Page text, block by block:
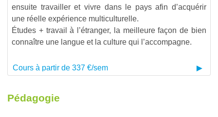
ensuite travailler et vivre dans le pays afin d’acquérir
une réelle expérience multiculturelle.
Études + travail à l’étranger, la meilleure façon de bien
connaître une langue et la culture qui l’accompagne.
Cours à partir de 337 €/sem
Pédagogie